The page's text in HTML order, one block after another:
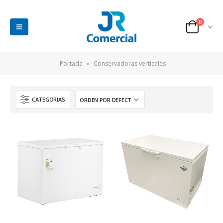
0
Portada » Conservadoras verticales
CATEGORIAS